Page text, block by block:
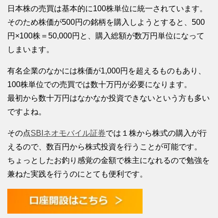
日本株の売買は基本的に100株単位に統一されています。
そのため株価が500円の銘柄を購入しようとすると、500
円×100株＝50,000円と、購入総額が数万円単位になって
しまいます。
有名企業のなかには株価が1,000円を超えるものもあり、
100株単位での売買では数十万円が必要になります。
最初から数十万円はなかなか投資できないという方も多い
ですよね。
その点SBIネオモバイル証券では１株から株式の購入が行
えるので、数百円から株式投資を行うことが可能です。
ちょっとしたお釣り感覚の金額で株主になれるので勉強を
兼ねた実践を行うのにとても便利です。